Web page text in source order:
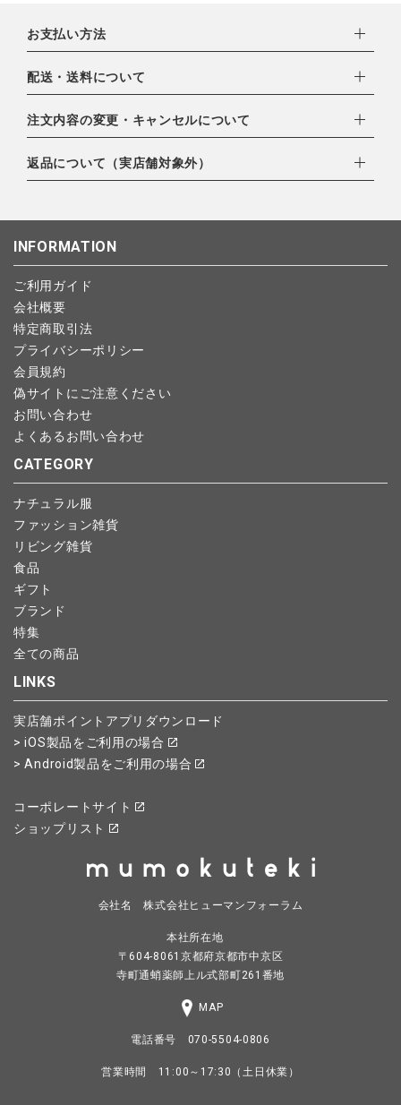
お支払い方法
下記お支払い方法よりお選びいただけます。
・クレジットカード（VISA,mastercard,JCB,AMERICAN
EXPRESS,Diners Club）
・amazonペイメント
・楽天ペイ
・PayPay
配送・送料について
配達業者：日本郵便
北海道：1,400円
注文内容の変更・キャンセルについて
ご注文日当日から翌日のAM9:00までにご連絡頂いた場合はキャ
ンセルは可能です。
します。
予約商品など一部キャンセルが出来ない場合がございます。あら
かじめご了承ください。
返品について（実店舗対象外）
こちら よりご依頼ください。
INFORMATION
ご利用ガイド
会社概要
特定商取引法
プライバシーポリシー
会員規約
偽サイトにご注意ください
お問い合わせ
よくあるお問い合わせ
CATEGORY
ナチュラル服
ファッション雑貨
リビング雑貨
食品
ギフト
ブランド
特集
全ての商品
LINKS
実店舗ポイントアプリダウンロード
> iOS製品をご利用の場合
> Android製品をご利用の場合
コーポレートサイト
ショップリスト
会社名 株式会社ヒューマンフォーラム
本社所在地
〒604-8061京都府京都市中京区
寺町通蛸薬師上ル式部町261番地
MAP
電話番号 070-5504-0806
営業時間 11:00～17:30（土日休業）